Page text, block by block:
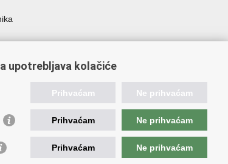
za socijalni rad
skrbi - ASOSK
upotrebljava kolačiće
Prihvaćam Ne prihvaćam
Prihvaćam Ne prihvaćam
Prihvaćam Ne prihvaćam